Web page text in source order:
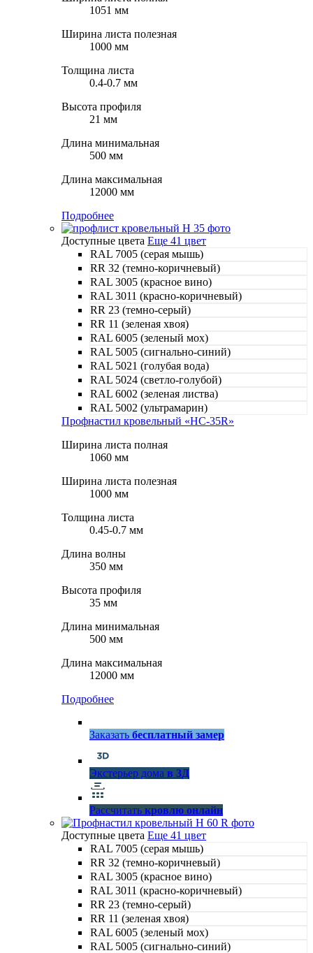
1051 мм
Ширина листа полезная
1000 мм
Толщина листа
0.4-0.7 мм
Высота профиля
21 мм
Длина минимальная
500 мм
Длина максимальная
12000 мм
Подробнее
Доступные цвета Еще 41 цвет
RAL 7005 (серая мышь)
RR 32 (темно-коричневый)
RAL 3005 (красное вино)
RAL 3011 (красно-коричневый)
RR 23 (темно-серый)
RR 11 (зеленая хвоя)
RAL 6005 (зеленый мох)
RAL 5005 (сигнально-синий)
RAL 5021 (голубая вода)
RAL 5024 (светло-голубой)
RAL 6002 (зеленая листва)
RAL 5002 (ультрамарин)
Профнастил кровельный «НС-35R»
Ширина листа полная
1060 мм
Ширина листа полезная
1000 мм
Толщина листа
0.45-0.7 мм
Длина волны
350 мм
Высота профиля
35 мм
Длина минимальная
500 мм
Длина максимальная
12000 мм
Подробнее
Заказать бесплатный замер
Экстерьер дома в 3Д
Рассчитать кровлю онлайн
Доступные цвета Еще 41 цвет
RAL 7005 (серая мышь)
RR 32 (темно-коричневый)
RAL 3005 (красное вино)
RAL 3011 (красно-коричневый)
RR 23 (темно-серый)
RR 11 (зеленая хвоя)
RAL 6005 (зеленый мох)
RAL 5005 (сигнально-синий)